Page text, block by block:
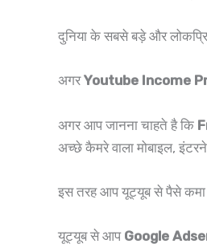
दुनिया के सबसे बड़े और
अगरYoutube Income
अगर आप जानना चाहते है कि
अच्छे कैमरे वाला मोबाइल,
इस तरह आप यूट्यूब से पैसे कमा
यूट्यूब से आप Google